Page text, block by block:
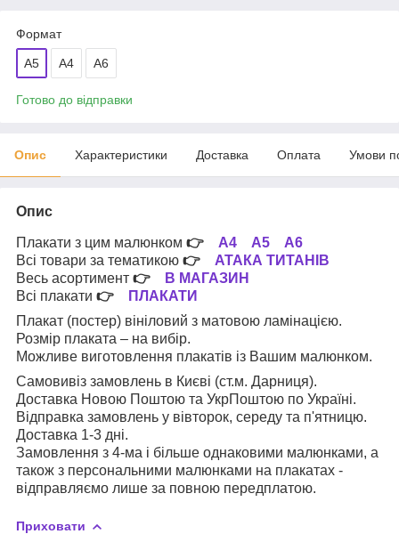
Формат
A5 A4 А6
Готово до відправки
Опис Характеристики Доставка Оплата Умови
Опис
Плакати з цим малюнком 👉 А4 А5
А6
Всі товари за тематикою 👉 АТАКА ТИТАНІВ
Весь асортимент 👉
В МАГАЗИН
Всі плакати 👉
ПЛАКАТИ
Плакат (постер) вініловий з матовою ламінацією.
Розмір плаката – на вибір.
Можливе виготовлення плакатів із Вашим малюнком.
Самовивіз замовлень в Києві (ст.м. Дарниця).
Доставка Новою Поштою та УкрПоштою по Україні.
Відправка замовлень у вівторок, середу та п'ятницю.
Доставка 1-3 дні.
Замовлення з 4-ма і більше однаковими малюнками, а
також з персональними малюнками на плакатах -
відправляємо лише за повною передплатою.
Приховати